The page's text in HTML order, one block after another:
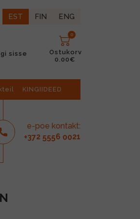
EST FIN ENG
sisse
0
Ostukorv
0.00€
KINGIIDEED
e-poe kontakt:
+372 5556 0021